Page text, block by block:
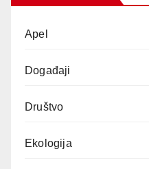
Apel
Događaji
Društvo
Ekologija